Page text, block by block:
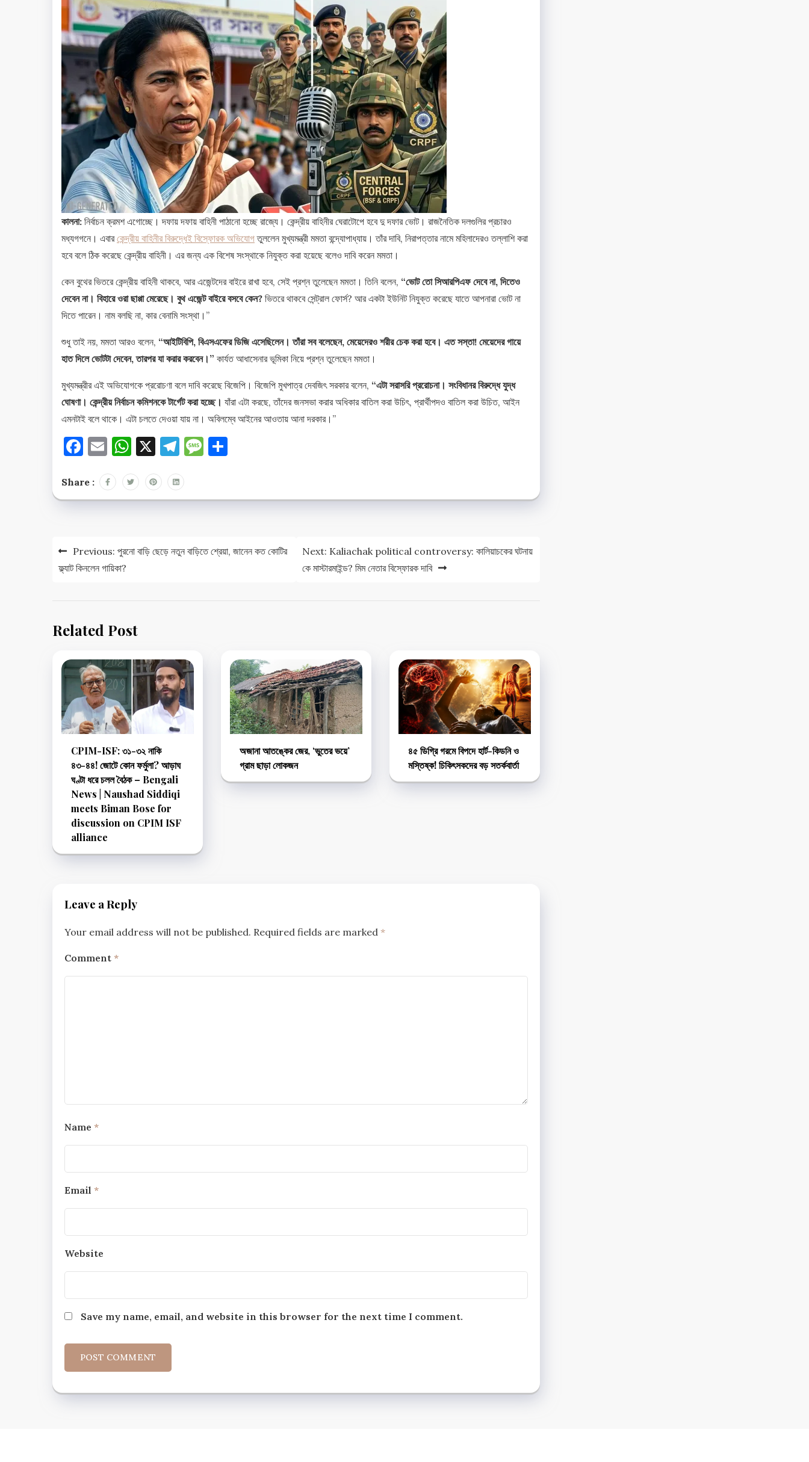
কালনা: নির্বাচন ক্রমশ এগোচ্ছে। দফায় দফায় বাহিনী পাঠানো হচ্ছে রাজ্যে। কেন্দ্রীয় বাহিনীর ঘেরাটোপে হবে দু দফার ভোট। রাজনৈতিক দলগুলির প্রচারও
মধ্যগগনে। এবারকেন্দ্রীয় বাহিনীর বিরুদ্ধেই বিস্ফোরক অভিযোগতুললেন মুখ্যমন্ত্রী মমতা বন্দ্যোপাধ্যায়। তাঁর দাবি, নিরাপত্তার নামে মহিলাদেরও তল্লাশি করা
হবে বলে ঠিক করেছে কেন্দ্রীয় বাহিনী। এর জন্য এক বিশেষ সংস্থাকে নিযুক্ত করা হয়েছে বলেও দাবি করেন মমতা।
কেন বুথের ভিতরে কেন্দ্রীয় বাহিনী থাকবে, আর এজেন্টদের বাইরে রাখা হবে, সেই প্রশ্ন তুলেছেন মমতা। তিনি বলেন, “ভোট তো সিআরপিএফ দেবে না, দিতেও
দেবেন না। বিহারে ওরা ছাপ্পা মেরেছে। বুথ এজেন্ট বাইরে বসবে কেন? ভিতরে থাকবে সেন্ট্রাল ফোর্স? আর একটা ইউনিট নিযুক্ত করেছে যাতে আপনারা ভোট না
দিতে পারেন। নাম বলছি না, কার বেনামি সংস্থা।”
শুধু তাই নয়, মমতা আরও বলেন, “আইটিবিপি, বিএসএফের ডিজি এসেছিলেন। তাঁরা সব বলেছেন, মেয়েদেরও শরীর চেক করা হবে। এত সস্তা! মেয়েদের গায়ে
হাত দিলে ভোটটা দেবেন, তারপর যা করার করবেন।” কার্যত আধাসেনার ভূমিকা নিয়ে প্রশ্ন তুলেছেন মমতা।
মুখ্যমন্ত্রীর এই অভিযোগকে প্ররোচণা বলে দাবি করেছে বিজেপি। বিজেপি মুখপাত্র দেবজিৎ সরকার বলেন, “এটা সরাসরি প্ররোচনা। সংবিধানর বিরুদ্ধে যুদ্ধ
ঘোষণা। কেন্দ্রীয় নির্বাচন কমিশনকে টার্গেট করা হচ্ছে। যাঁরা এটা করছে, তাঁদের জনসভা করার অধিকার বাতিল করা উচিৎ, প্রার্থীপদও বাতিল করা উচিত, আইন
এমনটাই বলে থাকে। এটা চলতে দেওয়া যায় না। অবিলম্বে আইনের আওতায় আনা দরকার।”
Facebook
EmailWhatsApp
X Telegram
Message
Share :
Post
navigation
Previous: পুরনো বাড়ি ছেড়ে নতুন বাড়িতে শ্রেয়া, জানেন কত কোটির
ফ্ল্যাট কিনলেন গায়িকা?
Next: Kaliachak political controversy: কালিয়াচকের ঘটনায়
কে মাস্টারমাইন্ড? মিম নেতার বিস্ফোরক দাবি
Related Post
CPIM-ISF: ৩১-৩২ নাকি
৪৩-৪৪! জোটে কোন ফর্মুলা? আড়াঘ
ঘণ্টা ধরে চলল বৈঠক – Bengali
News | Naushad Siddiqi
meets Biman Bose for
discussion on CPIM ISF
alliance
অজানা আতঙ্কের জের, ‘ভুতের ভয়ে’
গ্রাম ছাড়া লোকজন
৪৫ ডিগ্রি গরমে বিপদে হার্ট-কিডনি ও
মস্তিষ্ক! চিকিৎসকদের বড় সতর্কবার্তা
Leave a Reply
Your email address will not be published. Required fields are marked *
Comment *
Name *
Email *
Website
Save my name, email, and website in this browser for the next time I comment.